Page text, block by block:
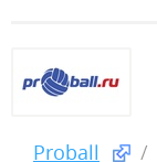
Proball